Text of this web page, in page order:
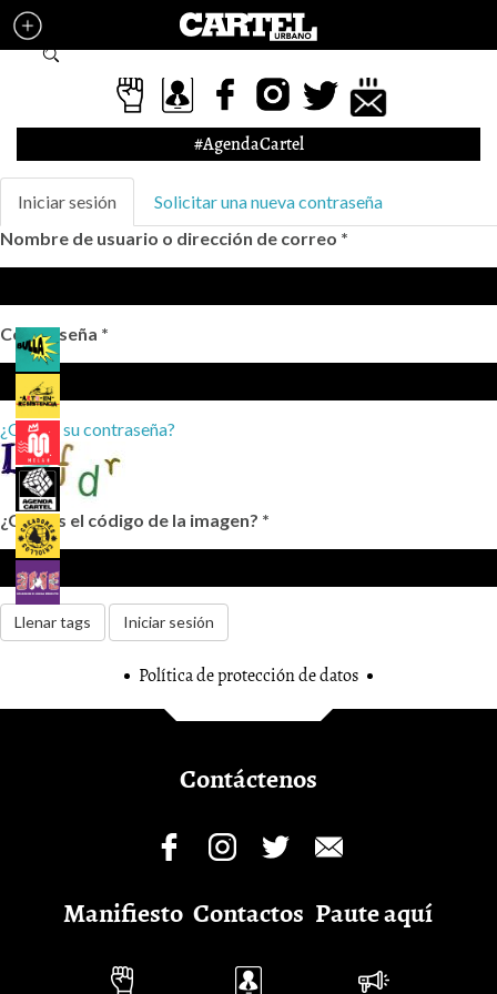
Pasar al contenido principal
Formulario de búsqueda
#AgendaCartel
Solapas principales
Iniciar sesión (solapa
activa)
Solicitar una nueva contraseña
Nombre de usuario o dirección de correo *
Contraseña *
¿Olvidó su contraseña?
¿Cuál es el código de la imagen? *
Llenar tags Iniciar sesión
Política de protección de datos
Contáctenos
Manifiesto Contactos Paute aquí